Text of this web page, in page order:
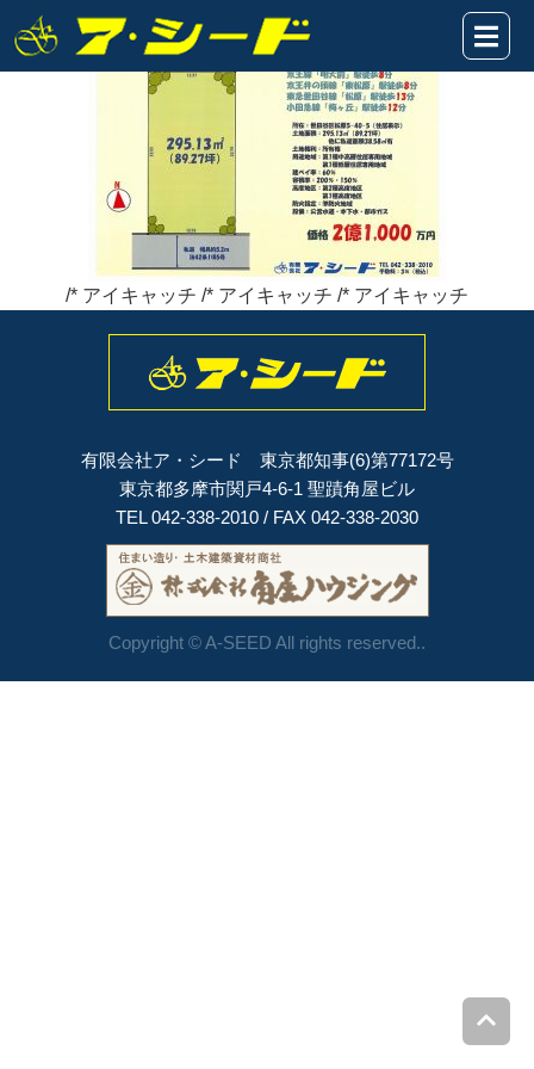
fe4c7ecbf8e16395c35a84377f75cbde 2019年10月14日
/* アイキャッチ /* アイキャッチ /* アイキャッチ
有限会社ア・シード 東京都知事(6)第77172号
東京都多摩市関戸4-6-1 聖蹟角屋ビル
TEL 042-338-2010 / FAX 042-338-2030
Copyright © A-SEED All rights reserved..